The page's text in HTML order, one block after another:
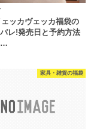
ッカヴェッカ福袋の
レ!発売日と予約方法
家具・雑貨の福袋